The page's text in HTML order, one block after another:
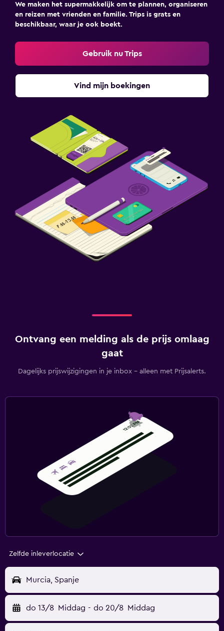
We maken het supermakkelijk om te plannen, organiseren
en reizen met vrienden en familie. Trips is grats en
beschikbaar, waar je ook boekt.
Gebruik nu Trips
Vind mijn boekingen
Ontvang een melding als de prijs omlaag
gaat
Dagelijks prijswijzigingen in je inbox - alleen met Prijsalerts.
Zelfde inleverlocatie
Murcia, Spanje
do 13/8 Middag - do 20/8 Middag